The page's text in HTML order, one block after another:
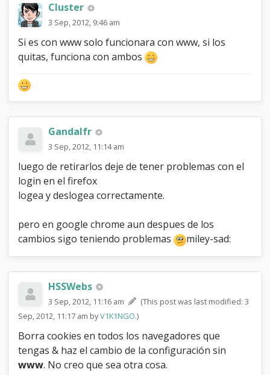
Cluster
3 Sep, 2012, 9:46 am
Si es con www solo funcionara con www, si los
quitas, funciona con ambos
Gandalfr
3 Sep, 2012, 11:14 am
luego de retirarlos deje de tener problemas con el
login en el firefox
logea y deslogea correctamente.
pero en google chrome aun despues de los
cambios sigo teniendo problemas
miley-sad:
HSSWebs
3 Sep, 2012, 11:16 am
(This post was last modified: 3
Sep, 2012, 11:17 am byV1K1NGO.)
Borra cookies en todos los navegadores que
tengas & haz el cambio de la configuración sin
www. No creo que sea otra cosa.